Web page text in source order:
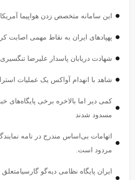
این سامانه متخصص زدن هواپیما
پهپاد‌های ایران به نقاط مهمی اصابت
شهادت دریابان پاسدار علیرضا تنگسیری
شاهد با انهدام آواکس یک عملیات
کمی دیر اما بالاخره برخی پایگاه‌های
مسدود شدند
اتهامات بی‌اساس مندرج در نامه
مردود است.
ایران پایگاه نظامی دیه‌گو